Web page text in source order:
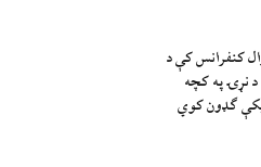
کنفرانس کې د
نړۍ په کچه
ګډون کوي